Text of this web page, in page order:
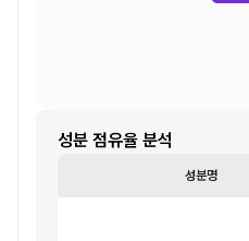
성분 점유율 분석
성분명